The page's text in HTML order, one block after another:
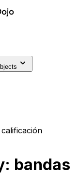
calificación
bandas